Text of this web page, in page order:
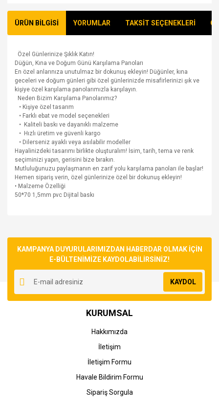
ÜRÜN BİLGİSİ YORUMLAR TAKSİT SEÇENEKLERİ
Özel Günlerinize Şıklık Katın!
Düğün, Kına ve Doğum Günü Karşılama Panoları
En özel anlarınıza unutulmaz bir dokunuş ekleyin! Düğünler, kına
geceleri ve doğum günleri gibi özel günlerinizde misafirlerinizi şık ve
kişiye özel karşılama panolarımızla karşılayın.
Neden Bizim Karşılama Panolarımız?
• Kişiye özel tasarım
• Farklı ebat ve model seçenekleri
• Kaliteli baskı ve dayanıklı malzeme
• Hızlı üretim ve güvenli kargo
• Dilerseniz ayaklı veya asılabilir modeller
Hayalinizdeki tasarımı birlikte oluşturalım! İsim, tarih, tema ve renk
seçiminizi yapın, gerisini bize bırakın.
Mutluluğunuzu paylaşmanın en zarif yolu karşılama panoları ile başlar!
Hemen sipariş verin, özel günlerinize özel bir dokunuş ekleyin!
• Malzeme Özelliği
50*70 1,5mm pvc Dijital baskı
Yorum Yaz
kullanarak tarafımıza iletebilirsiniz.
Görüş ve önerileriniz için teşekkür ederiz.
Ürün resmi kalitesiz, bozuk veya görüntülenemiyor.
Ürün açıklamasında eksik bilgiler bulunuyor.
Ürün bilgilerinde hatalar bulunuyor.
Ürün fiyatı diğer sitelerden daha pahalı.
Gönder
KAMPANYA DUYURULARIMIZDAN HABERDAR OLMAK İÇİN
E-BÜLTENİMİZE KAYDOLABİLİRSİNİZ!
KAYDOL
KURUMSAL
Hakkımızda
İletişim
İletişim Formu
Havale Bildirim Formu
Sipariş Sorgula